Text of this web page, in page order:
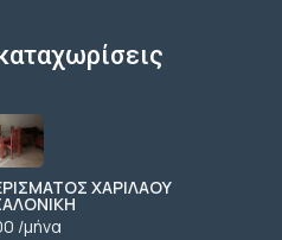
ΧΑΡΙΛΑΟΥ
/μήνα